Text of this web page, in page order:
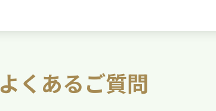
よくあるご質問